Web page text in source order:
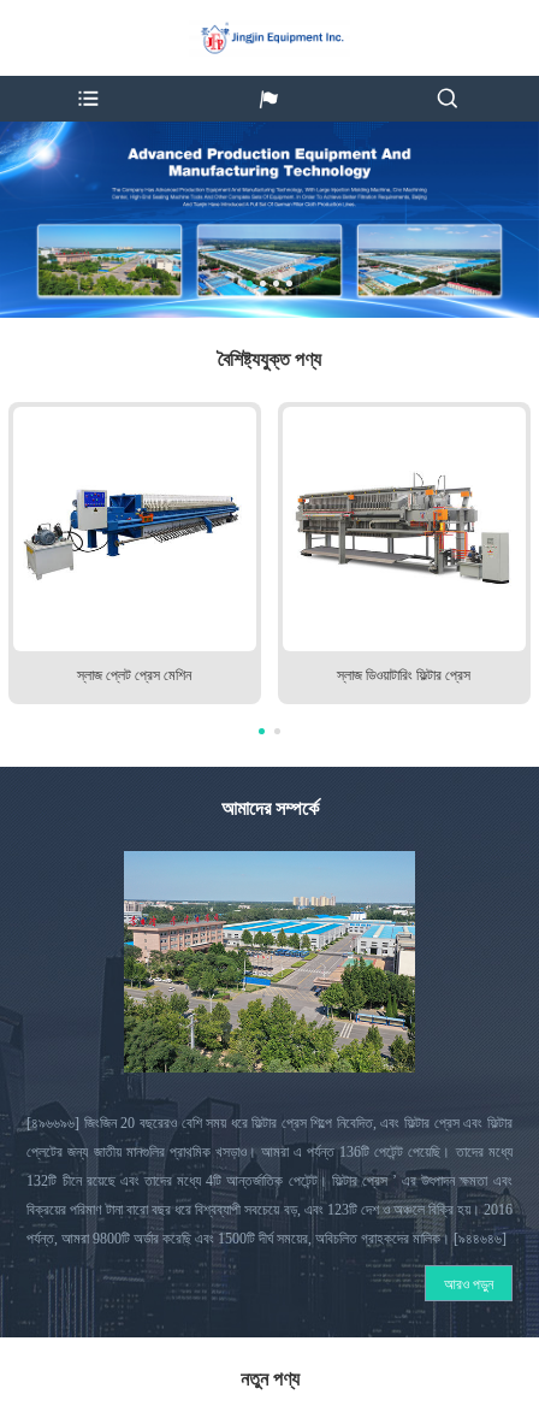
বৈশিষ্ট্যযুক্ত পণ্য
স্লাজ প্লেট প্রেস মেশিন স্লাজ ডিওয়াটারিং ফিল্টার প্রেস
আমাদের সম্পর্কে
[৪৯৬৬৯৬] জিংজিন 20 বছরেরও বেশি সময় ধরে ফিল্টার প্রেস শিল্পে নিবেদিত, এবং ফিল্টার প্রেস এবং ফিল্টার
প্লেটের জন্য জাতীয় মানগুলির প্রাথমিক খসড়াও। আমরা এ পর্যন্ত 136টি পেটেন্ট পেয়েছি। তাদের মধ্যে
132টি চীনে রয়েছে এবং তাদের মধ্যে 4টি আন্তর্জাতিক পেটেন্ট। ফিল্টার প্রেস ’ এর উৎপাদন ক্ষমতা এবং
বিক্রয়ের পরিমাণ টানা বারো বছর ধরে বিশ্বব্যাপী সবচেয়ে বড়, এবং 123টি দেশ ও অঞ্চলে বিক্রি হয়। 2016
পর্যন্ত, আমরা 9800টি অর্ডার করেছি এবং 1500টি দীর্ঘ সময়ের, অবিচলিত গ্রাহকদের মালিক। [৯৪৪৬৪৬]
আরও পড়ুন
নতুন পণ্য